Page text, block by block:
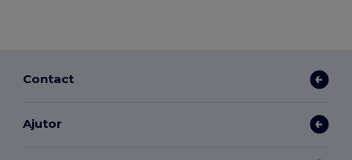
Contact
Ajutor